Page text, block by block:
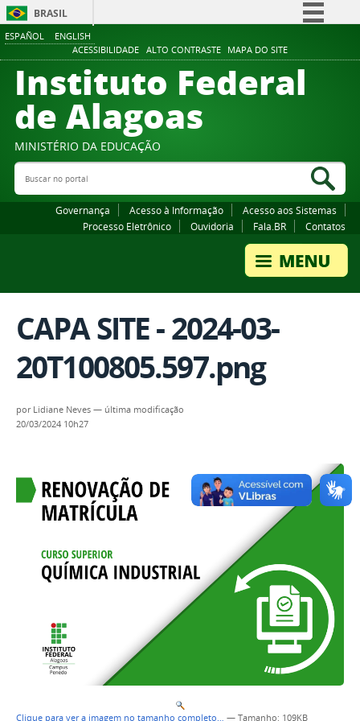
ESPAÑOL ENGLISH
ACESSIBILIDADE ALTO CONTRASTE MAPA DO SITE
BRASIL
Comunica BR
Participe
Canais
Instituto Federal
de Alagoas
MINISTÉRIO DA EDUCAÇÃO
Buscar no portal
Governança Acesso à Informação
Acesso aos Sistemas
Processo Eletrônico
Ouvidoria Fala.BR Contatos
CAPA SITE - 2024-03-
20T100805.597.png
por Lidiane Neves — última modificação
20/03/2024 10h27
Clique para ver a imagem no tamanho completo… — Tamanho: 109KB